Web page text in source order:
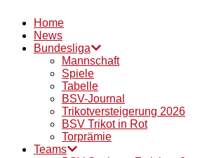
Home
News
Bundesliga
Mannschaft
Spiele
Tabelle
BSV-Journal
Trikotversteigerung 2026
BSV Trikot in Rot
Torprämie
Teams